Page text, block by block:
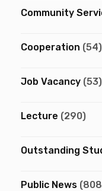
Community
Cooperation (54)
Job Vacancy (53)
Lecture (290)
Outstanding
Public News